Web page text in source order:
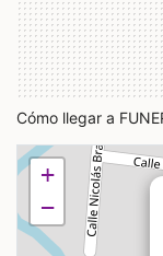
Cómo llegar a
+
−